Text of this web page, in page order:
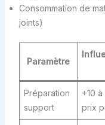
Consommation de
joints)
Paramètre
Préparation
support
+10
prix